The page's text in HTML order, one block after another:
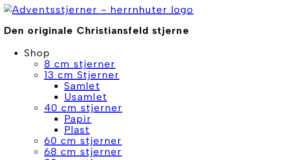
Skip
content
Den originale Christiansfeld stjerne
Shop
8 cm stjerner
13 cm Stjerner
Samlet
Usamlet
40 cm stjerner
Papir
Plast
60 cm stjerner
68 cm stjerner